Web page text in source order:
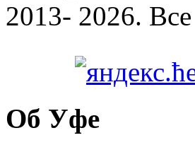
2013- 2026.
Об Уфе